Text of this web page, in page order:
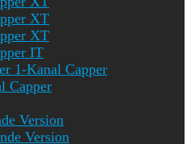
XT
XT
IT
1-Kanal Capper
Capper
Version
Version